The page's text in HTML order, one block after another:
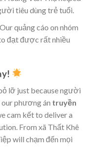
tiêu dùng trẻ tuổi.
quảng cáo on nhóm
đạt được rất nhiều
lỡ just because người
phương án truyền
cam kết to deliver a
From xã Thất Khê
will chạm đến mọi